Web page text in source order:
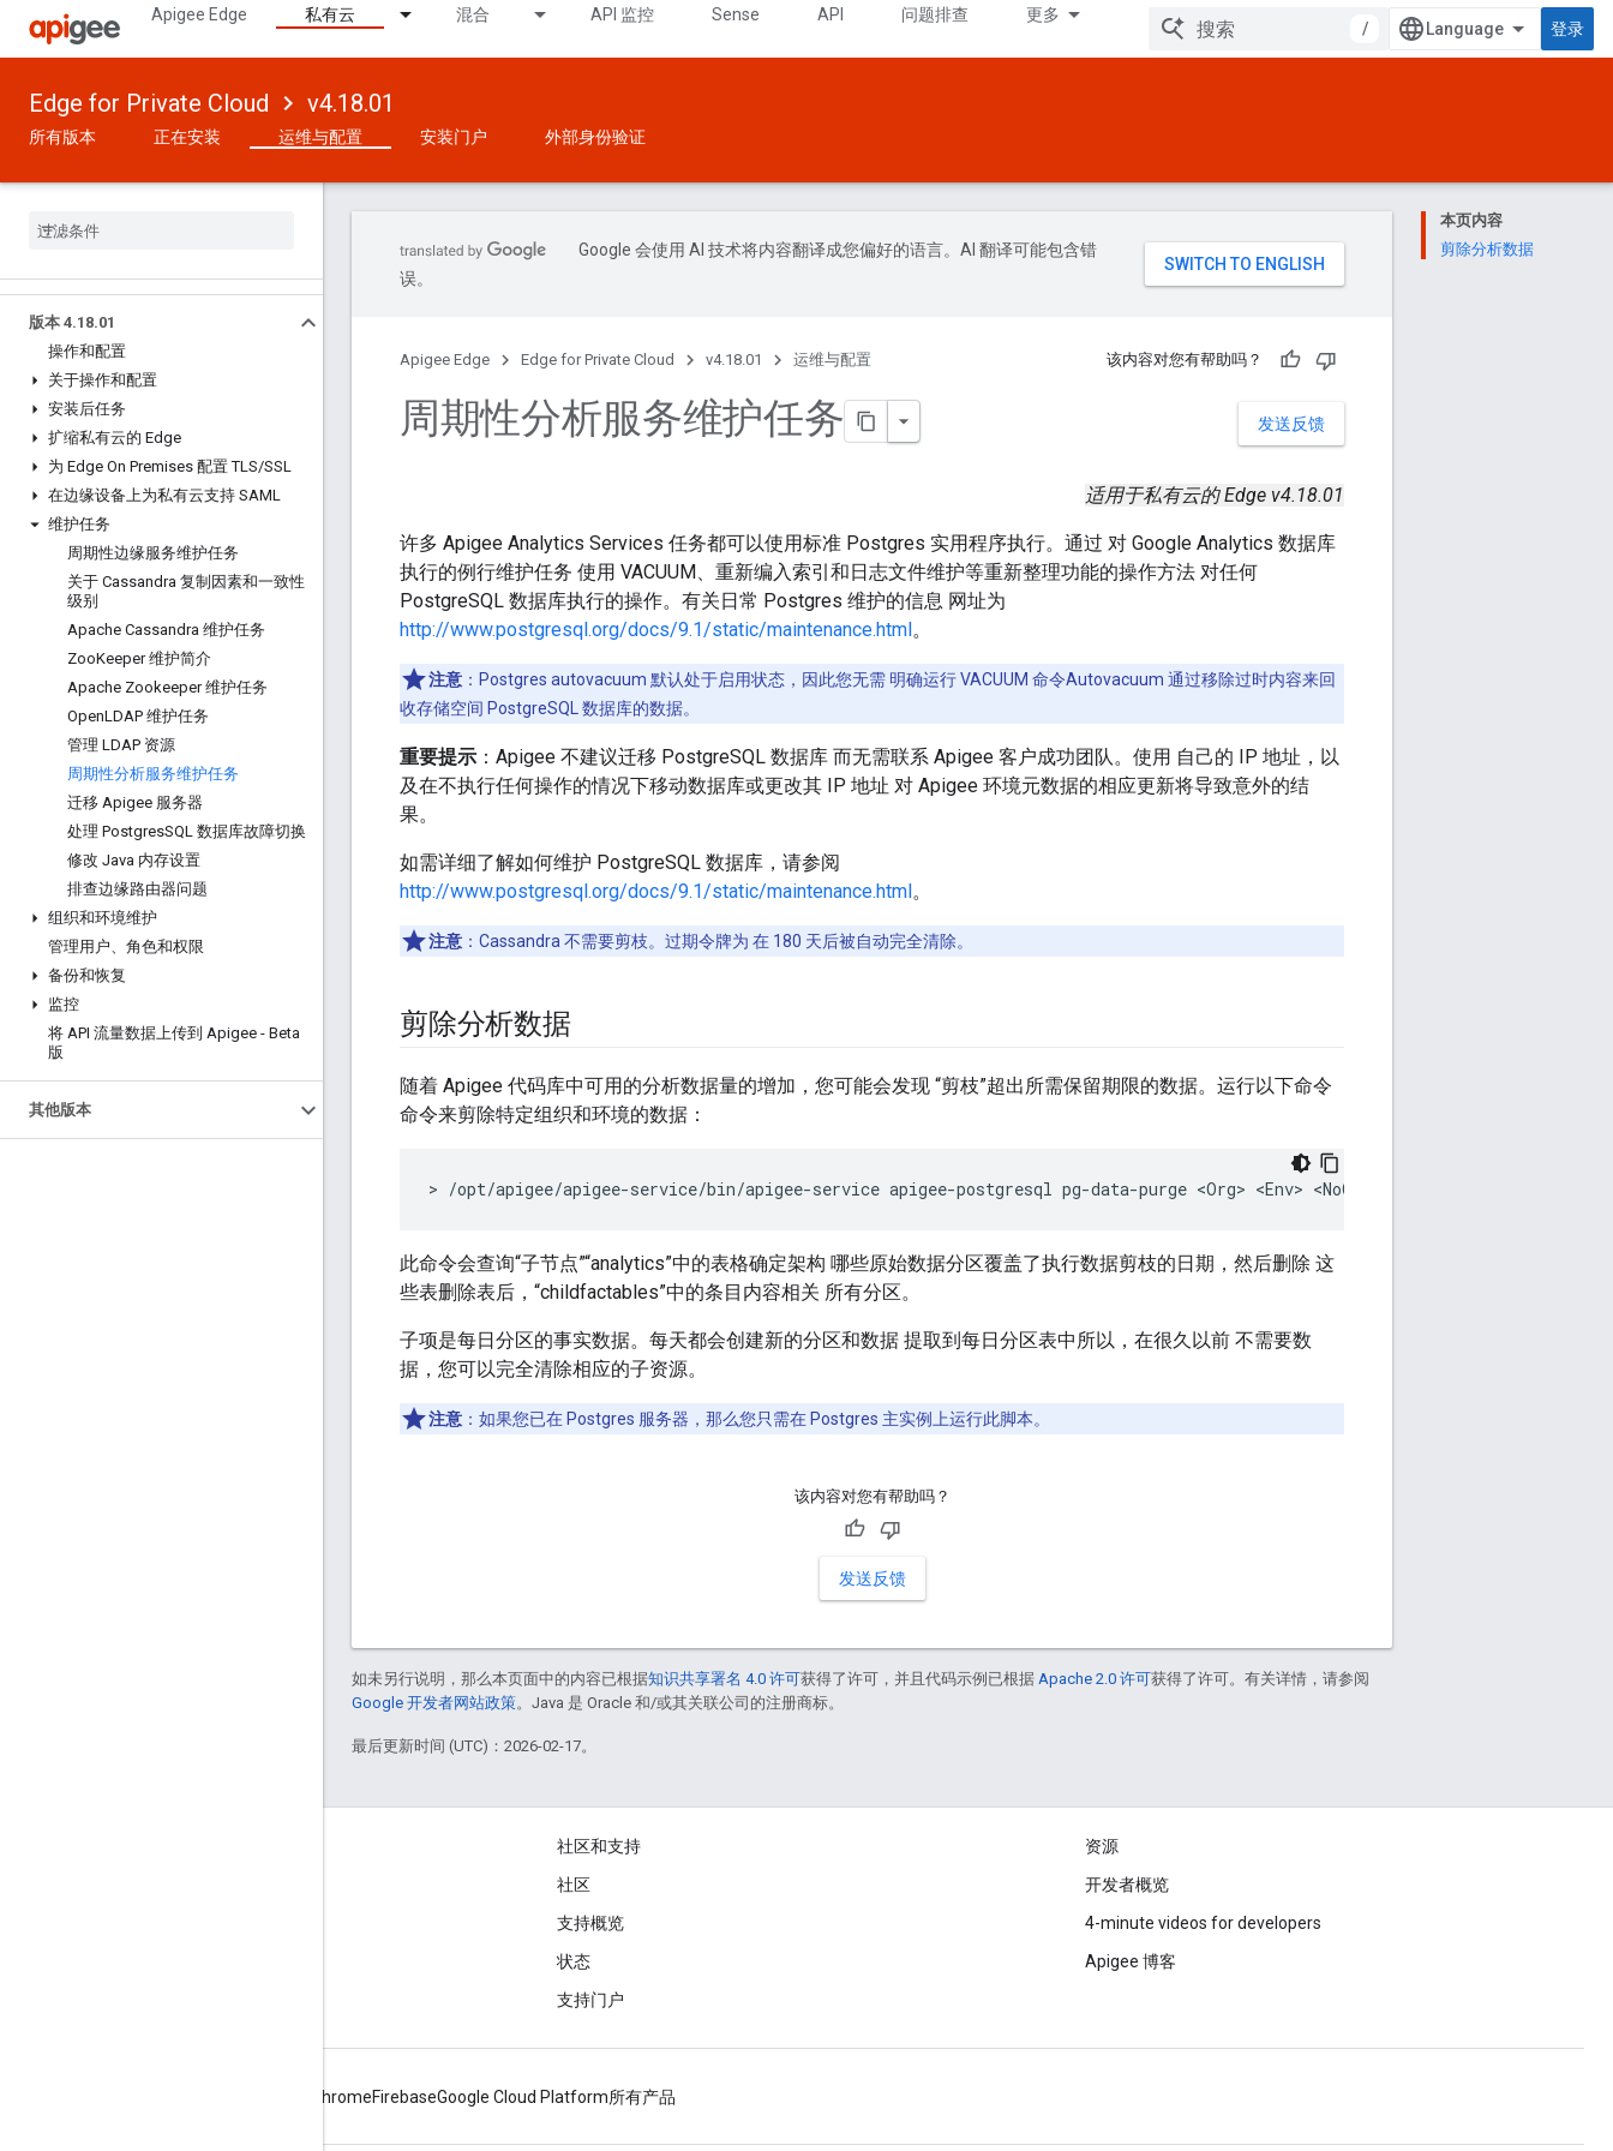
Apigee Edge 私有云 混合 API 监控 Sense API 问题排查 更多
/ 登录
Edge for Private Cloud v4.18.01
所有版本 正在安装 运维与配置 安装门户 外部身份验证
版本 4.18.01
操作和配置
关于操作和配置
安装后任务
扩缩私有云的 Edge
为 Edge On Premises 配置 TLS/SSL
在边缘设备上为私有云支持 SAML
维护任务
周期性边缘服务维护任务
关于 Cassandra 复制因素和一致性
级别
Apache Cassandra 维护任务
ZooKeeper 维护简介
Apache Zookeeper 维护任务
OpenLDAP 维护任务
管理 LDAP 资源
周期性分析服务维护任务
迁移 Apigee 服务器
处理 PostgresSQL 数据库故障切换
修改 Java 内存设置
排查边缘路由器问题
组织和环境维护
管理用户、角色和权限
备份和恢复
监控
将 API 流量数据上传到 Apigee - Beta
版
其他版本
本页内容
剪除分析数据
Google 会使用 AI 技术将内容翻译成您偏好的语言。AI 翻译可能包含错
误。
Apigee Edge Edge for Private Cloud v4.18.01 运维与配置 该内容对您有帮助吗？
发送反馈
周期性分析服务维护任务
适用于私有云的 Edge v4.18.01
许多 Apigee Analytics Services 任务都可以使用标准 Postgres 实用程序执行。通过 对 Google Analytics 数据库
执行的例行维护任务 使用 VACUUM、重新编入索引和日志文件维护等重新整理功能的操作方法 对任何
PostgreSQL 数据库执行的操作。有关日常 Postgres 维护的信息 网址为
http://www.postgresql.org/docs/9.1/static/maintenance.html。
注意 ：Postgres autovacuum 默认处于启用状态，因此您无需 明确运行 VACUUM 命令Autovacuum 通过移除过时内容来回
收存储空间 PostgreSQL 数据库的数据。
重要提示 ：Apigee 不建议迁移 PostgreSQL 数据库 而无需联系 Apigee 客户成功团队。使用 自己的 IP 地址，以
及在不执行任何操作的情况下移动数据库或更改其 IP 地址 对 Apigee 环境元数据的相应更新将导致意外的结
果。
如需详细了解如何维护 PostgreSQL 数据库，请参阅
http://www.postgresql.org/docs/9.1/static/maintenance.html。
注意 ：Cassandra 不需要剪枝。过期令牌为 在 180 天后被自动完全清除。
剪除分析数据
随着 Apigee 代码库中可用的分析数据量的增加，您可能会发现 “剪枝”超出所需保留期限的数据。运行以下命令
命令来剪除特定组织和环境的数据：
> /opt/apigee/apigee-service/bin/apigee-service apigee-postgresql pg-data-purge <Org> <Env>
此命令会查询“子节点”“analytics”中的表格确定架构 哪些原始数据分区覆盖了执行数据剪枝的日期，然后删除 这
些表删除表后，“childfactables”中的条目内容相关 所有分区。
子项是每日分区的事实数据。每天都会创建新的分区和数据 提取到每日分区表中所以，在很久以前 不需要数
据，您可以完全清除相应的子资源。
注意 ：如果您已在 Postgres 服务器，那么您只需在 Postgres 主实例上运行此脚本。
该内容对您有帮助吗？
发送反馈
如未另行说明，那么本页面中的内容已根据知识共享署名 4.0 许可获得了许可，并且代码示例已根据 Apache 2.0 许可获得了许可。有关详情，请参阅
Google 开发者网站政策。Java 是 Oracle 和/或其关联公司的注册商标。
最后更新时间 (UTC)：2026-02-17。
社区和支持
社区
支持概览
状态
支持门户
资源
开发者概览
4-minute videos for developers
Apigee 博客
ChromeFirebaseGoogle Cloud Platform所有产品